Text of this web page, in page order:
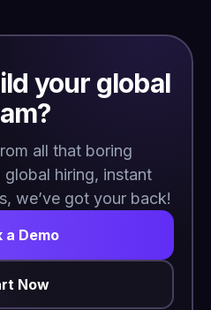
your global
all that boring
hiring, instant
we’ve got your back!
a Demo
Now